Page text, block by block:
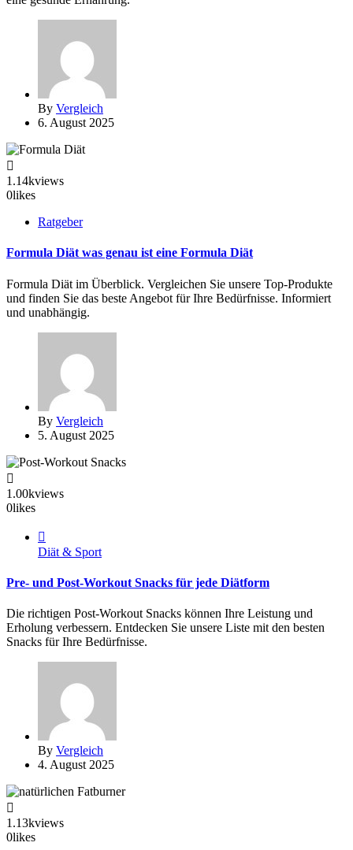
By Vergleich
6. August 2025
1.14kviews
0likes
Ratgeber
Formula Diät was genau ist eine Formula Diät
Formula Diät im Überblick. Vergleichen Sie unsere Top-Produkte
und finden Sie das beste Angebot für Ihre Bedürfnisse. Informiert
und unabhängig.
By Vergleich
5. August 2025
1.00kviews
0likes
Diät & Sport
Pre- und Post-Workout Snacks für jede Diätform
Die richtigen Post-Workout Snacks können Ihre Leistung und
Erholung verbessern. Entdecken Sie unsere Liste mit den besten
Snacks für Ihre Bedürfnisse.
By Vergleich
4. August 2025
1.13kviews
0likes